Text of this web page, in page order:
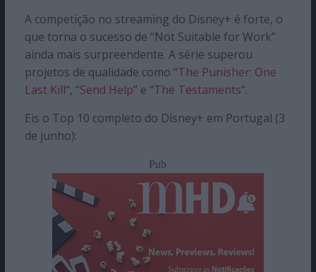
A competição no streaming do Disney+ é forte, o
que torna o sucesso de “Not Suitable for Work”
ainda mais surpreendente. A série superou
projetos de qualidade como “The Punisher: One
Last Kill“, “Send Help” e “The Testaments“.
Eis o Top 10 completo do Disney+ em Portugal (3
de junho):
Pub